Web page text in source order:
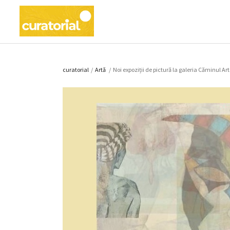
curatorial / Artǎ / Noi expoziții de pictură la galeria Căminul